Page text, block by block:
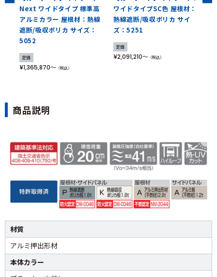
Next ワイドタイプ 標準高
アルミカラー 屋根材：熱線
遮断/吸収ポリカ サイズ：
5052
定価
¥1,365,870 （税込）
ワイドタイプSC色 屋根材：
熱線遮断/吸収ポリカ サイ
ズ：5251
定価
¥2,091,210 （税込）
商品説明
材質
アルミ押出形材
本体カラー